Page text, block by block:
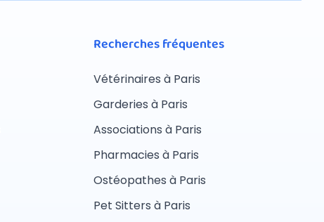
Recherches fréquentes
Vétérinaires à Paris
Garderies à Paris
Associations à Paris
Pharmacies à Paris
Ostéopathes à Paris
Pet Sitters à Paris